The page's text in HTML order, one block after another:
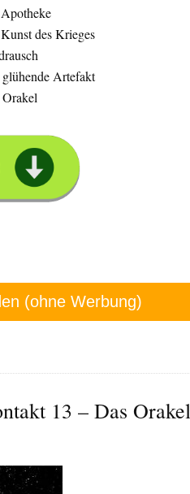
des Krieges
Artefakt
(ohne Werbung)
13 – Das Orakel